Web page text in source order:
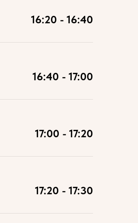
16:20 - 16:40
16:40 - 17:00
17:00 - 17:20
17:20 - 17:30